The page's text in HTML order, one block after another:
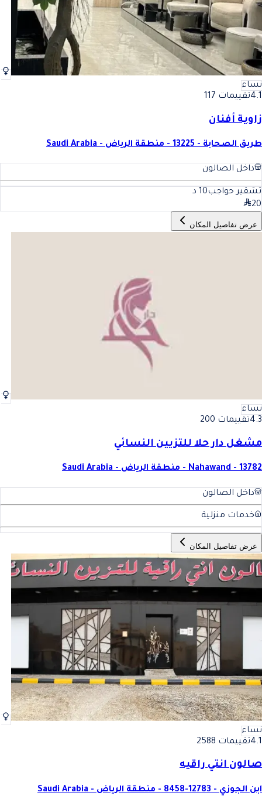
نساء
4.1تقييمات 117
زاوية أفنان
طريق الصحابة - 13225 - منطقة الرياض - Saudi Arabia
داخل الصالون
تشقير حواجب10 د
20
عرض تفاصيل المكان
نساء
4.3تقييمات 200
مشغل دار حلا للتزيين النسائي
Nahawand - 13782 - منطقة الرياض - Saudi Arabia
داخل الصالون
خدمات منزلية
عرض تفاصيل المكان
نساء
4.1تقييمات 2588
صالون انتي راقيه
ابن الجوزي - 12783-8458 - منطقة الرياض - Saudi Arabia